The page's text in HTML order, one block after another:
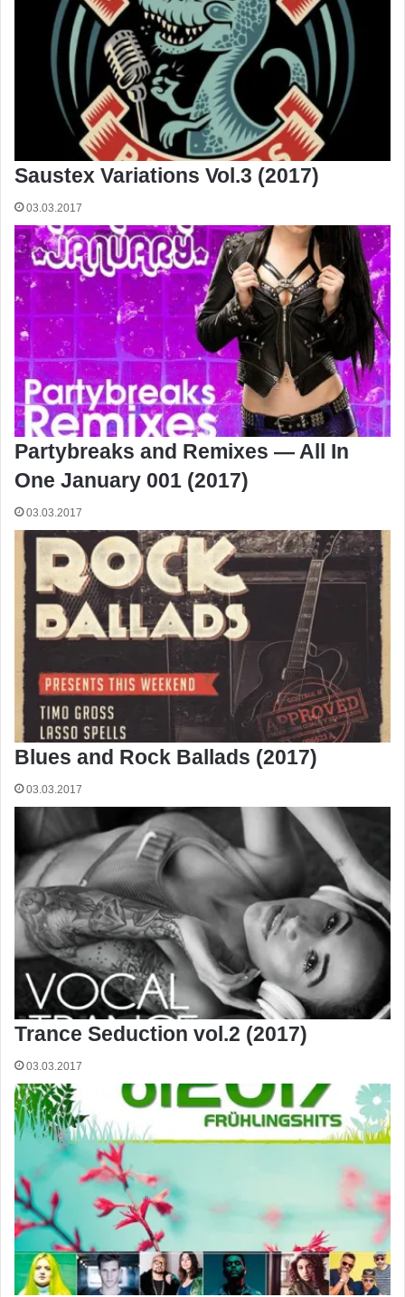
Saustex Variations Vol.3 (2017)
03.03.2017
Partybreaks and Remixes — All In
One January 001 (2017)
03.03.2017
Blues and Rock Ballads (2017)
03.03.2017
Trance Seduction vol.2 (2017)
03.03.2017